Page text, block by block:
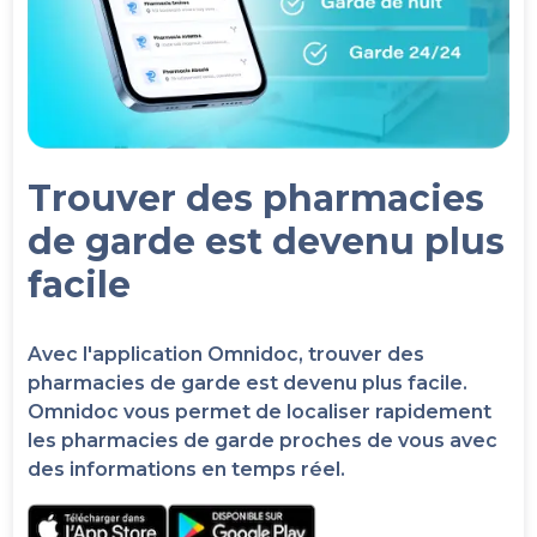
Trouver des pharmacies
de garde est devenu plus
facile
Avec l'application Omnidoc, trouver des
pharmacies de garde est devenu plus facile.
Omnidoc vous permet de localiser rapidement
les pharmacies de garde proches de vous avec
des informations en temps réel.